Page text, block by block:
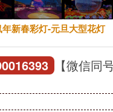
新春彩灯-元旦大型花灯
【微信同